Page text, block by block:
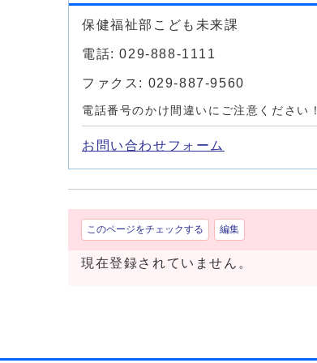
保健福祉部こども未来課
電話: 029-888-1111
ファクス: 029-887-9560
電話番号のかけ間違いにご注意ください！
お問い合わせフォーム
このページをチェックする 編集
現在登録されていません。